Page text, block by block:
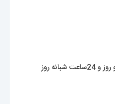
موتوری که در این کار استفاده شده موتوری با تکنولوژی اتوماتیک هست. منبع تغذیۀ این موتور لرزش دست شما و کوک سردسته خواهد بود. کارکرد موتور های داخل صفحه نمایش شب و روز و 24ساعت شبانه روز